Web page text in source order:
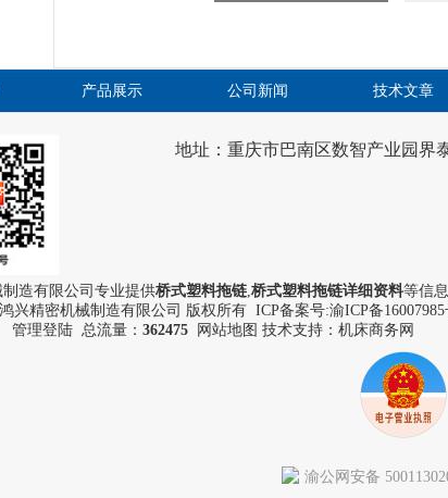
产品展示 公司新闻 技术文章
地址：重庆市巴南区数智产业园界
造有限公司专业提供桥式塑料拖链,桥式塑料拖链详细资料等信
兴精密机械制造有限公司 版权所有 ICP备案号:渝ICP备
管理登陆 总流量： 362475 网站地图 技术支持：机床商务网
渝公网安备